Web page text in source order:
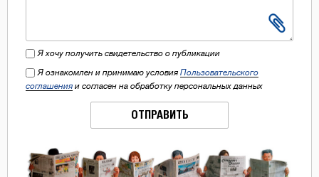
Я хочу получить свидетельство о публикации
Я ознакомлен и принимаю условия Пользовательского
соглашения и согласен на обработку персональных данных
ОТПРАВИТЬ